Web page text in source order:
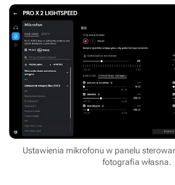
Ustawienia mikrofonu w panelu
fotografia własna.